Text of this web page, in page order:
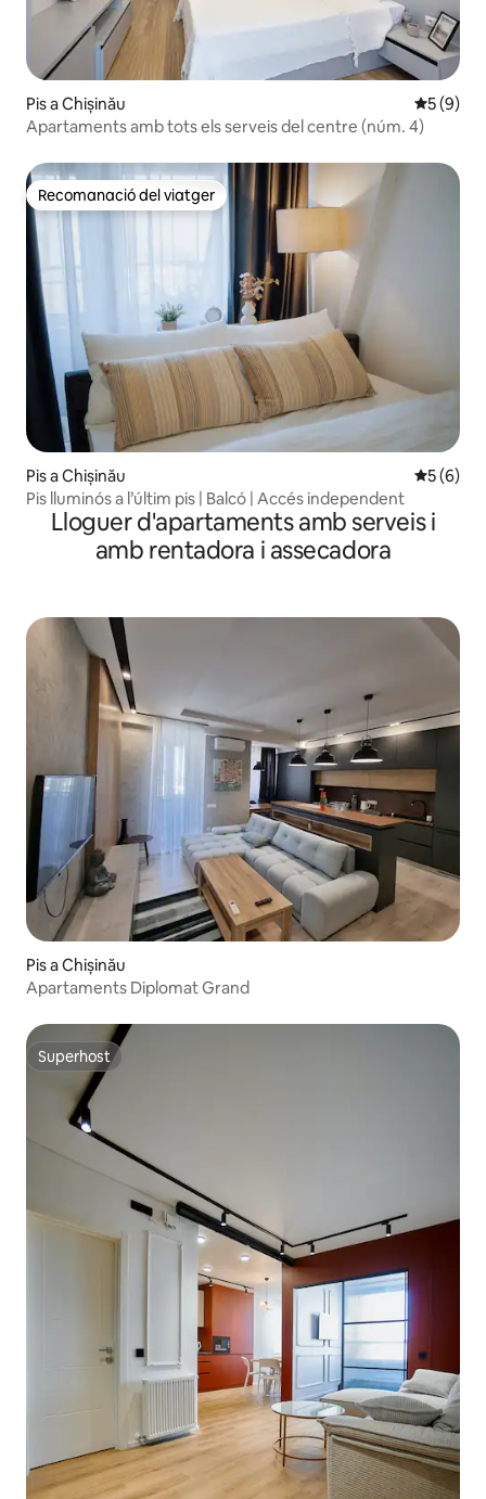
Pis a Chișinău 5 de
5 (9)
Apartaments amb tots els serveis del centre (núm. 4)
Recomanació del viatger
Recomanació del viatger
Pis a Chișinău 5 de
5 (6)
Pis lluminós a l’últim pis | Balcó | Accés independent
Lloguer d'apartaments amb serveis i
amb rentadora i assecadora
Pis a Chișinău
Apartaments Diplomat Grand
Superhost
Superhost